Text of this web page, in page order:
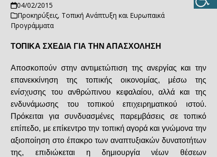
04/02/2015
Προκηρύξεις, Τοπική Ανάπτυξη και Ευρωπαικά
Προγράμματα
ΤΟΠΙΚΑ ΣΧΕΔΙΑ ΓΙΑ ΤΗΝ ΑΠΑΣΧΟΛΗΣΗ
Αποσκοπούν στην αντιμετώπιση της ανεργίας και την
επανεκκίνηση της τοπικής οικονομίας, μέσω της
ενίσχυσης του ανθρώπινου κεφαλαίου, αλλά και της
ενδυνάμωσης του τοπικού επιχειρηματικού ιστού.
Πρόκειται για συνδυασμένες παρεμβάσεις σε τοπικό
επίπεδο, με επίκεντρο την τοπική αγορά και γνώμονα την
αξιοποίηση στο έπακρο των αναπτυξιακών δυνατοτήτων
της, επιδιώκεται η δημιουργία νέων θέσεων